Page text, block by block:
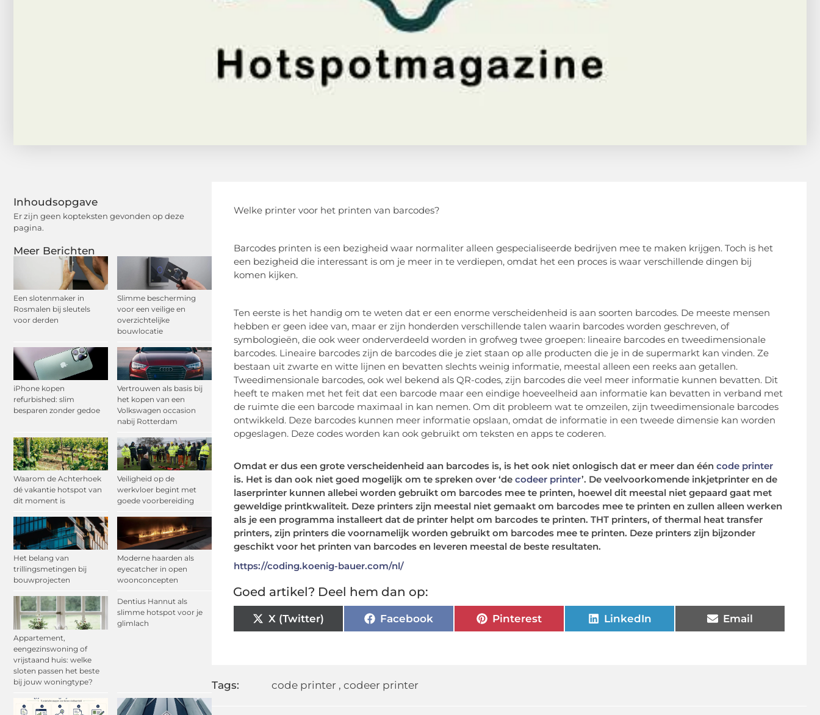
Inhoudsopgave
Er zijn geen kopteksten gevonden op deze
pagina.
Meer Berichten
Een slotenmaker in
Rosmalen bij sleutels
voor derden
Slimme bescherming
voor een veilige en
overzichtelijke
bouwlocatie
iPhone kopen
refurbished: slim
besparen zonder gedoe
Vertrouwen als basis bij
het kopen van een
Volkswagen occasion
nabij Rotterdam
Waarom de Achterhoek
dé vakantie hotspot van
dit moment is
Veiligheid op de
werkvloer begint met
goede voorbereiding
Het belang van
trillingsmetingen bij
bouwprojecten
Moderne haarden als
eyecatcher in open
woonconcepten
Appartement,
eengezinswoning of
vrijstaand huis: welke
sloten passen het beste
bij jouw woningtype?
Dentius Hannut als
slimme hotspot voor je
glimlach
Welke printer voor het printen van barcodes?
Barcodes printen is een bezigheid waar normaliter alleen gespecialiseerde bedrijven mee te maken krijgen. Toch is het
een bezigheid die interessant is om je meer in te verdiepen, omdat het een proces is waar verschillende dingen bij
komen kijken.
Ten eerste is het handig om te weten dat er een enorme verscheidenheid is aan soorten barcodes. De meeste mensen
hebben er geen idee van, maar er zijn honderden verschillende talen waarin barcodes worden geschreven, of
symbologieën, die ook weer onderverdeeld worden in grofweg twee groepen: lineaire barcodes en tweedimensionale
barcodes. Lineaire barcodes zijn de barcodes die je ziet staan op alle producten die je in de supermarkt kan vinden. Ze
bestaan uit zwarte en witte lijnen en bevatten slechts weinig informatie, meestal alleen een reeks aan getallen.
Tweedimensionale barcodes, ook wel bekend als QR-codes, zijn barcodes die veel meer informatie kunnen bevatten. Dit
heeft te maken met het feit dat een barcode maar een eindige hoeveelheid aan informatie kan bevatten in verband met
de ruimte die een barcode maximaal in kan nemen. Om dit probleem wat te omzeilen, zijn tweedimensionale barcodes
ontwikkeld. Deze barcodes kunnen meer informatie opslaan, omdat de informatie in een tweede dimensie kan worden
opgeslagen. Deze codes worden kan ook gebruikt om teksten en apps te coderen.
Omdat er dus een grote verscheidenheid aan barcodes is, is het ook niet onlogisch dat er meer dan één code printer
is. Het is dan ook niet goed mogelijk om te spreken over ‘de codeer printer’. De veelvoorkomende inkjetprinter en de
laserprinter kunnen allebei worden gebruikt om barcodes mee te printen, hoewel dit meestal niet gepaard gaat met
geweldige printkwaliteit. Deze printers zijn meestal niet gemaakt om barcodes mee te printen en zullen alleen werken
als je een programma installeert dat de printer helpt om barcodes te printen. THT printers, of thermal heat transfer
printers, zijn printers die voornamelijk worden gebruikt om barcodes mee te printen. Deze printers zijn bijzonder
geschikt voor het printen van barcodes en leveren meestal de beste resultaten.
https://coding.koenig-bauer.com/nl/
Goed artikel? Deel hem dan op:
X (Twitter) Facebook Pinterest LinkedIn Email
Tags: code printer, codeer printer